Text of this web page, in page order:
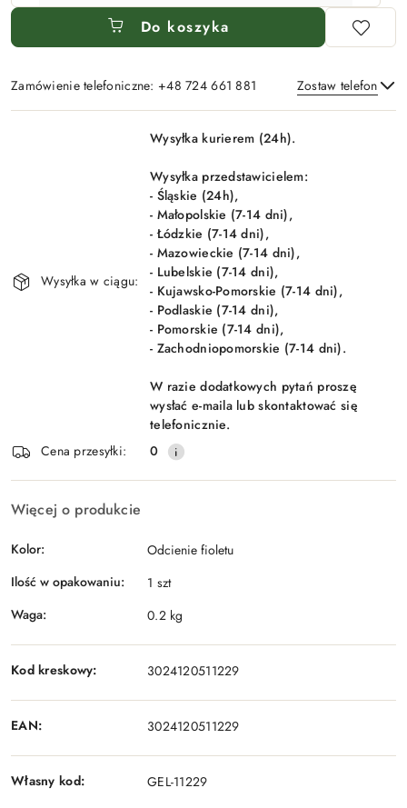
Do koszyka
Zamówienie telefoniczne: +48 724 661 881 Zostaw telefon
Wyślij
Dostępność
Wysyłka w ciągu:
Wysyłka kurierem (24h).
Wysyłka przedstawicielem:
- Śląskie (24h),
- Małopolskie (7-14 dni),
- Łódzkie (7-14 dni),
- Mazowieckie (7-14 dni),
- Lubelskie (7-14 dni),
- Kujawsko-Pomorskie (7-14 dni),
- Podlaskie (7-14 dni),
- Pomorskie (7-14 dni),
- Zachodniopomorskie (7-14 dni).
W razie dodatkowych pytań proszę
wysłać e-maila lub skontaktować się
telefonicznie.
Cena przesyłki:
0
Więcej o produkcie
Kolor:
Odcienie fioletu
Ilość w opakowaniu:
1 szt
Waga:
0.2 kg
Kod kreskowy: 3024120511229
EAN: 3024120511229
Własny kod: GEL-11229